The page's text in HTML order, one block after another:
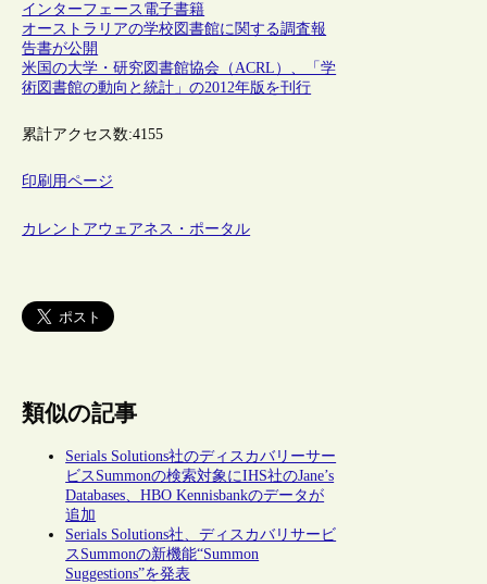
インターフェース 電子書籍
オーストラリアの学校図書館に関する調査報
告書が公開
米国の大学・研究図書館協会（ACRL）、「学
術図書館の動向と統計」の2012年版を刊行
累計アクセス数:4155
印刷用ページ
カレントアウェアネス・ポータル
類似の記事
Serials Solutions社のディスカバリーサー
ビスSummonの検索対象にIHS社のJane’s
Databases、HBO Kennisbankのデータが
追加
Serials Solutions社、ディスカバリサービ
スSummonの新機能“Summon
Suggestions”を発表